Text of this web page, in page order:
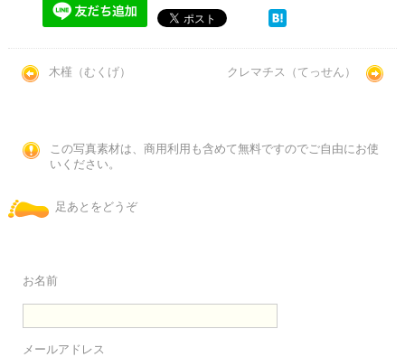
木槿（むくげ） クレマチス（てっせん）
この写真素材は、商用利用も含めて無料ですのでご自由にお使
いください。
足あとをどうぞ
お名前
メールアドレス